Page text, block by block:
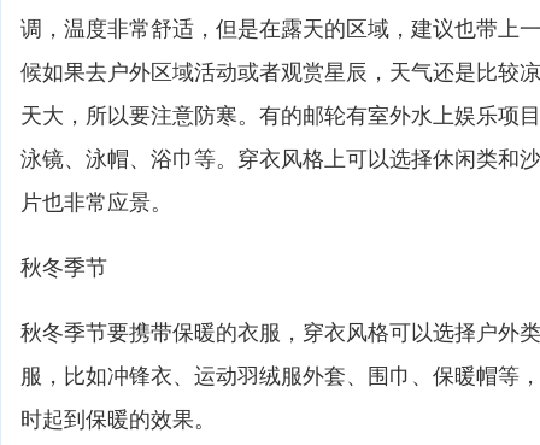
调，温度非常舒适，但是在露天的区域，建议也带上
候如果去户外区域活动或者观赏星辰，天气还是比较
天大，所以要注意防寒。有的邮轮有室外水上娱乐项
泳镜、泳帽、浴巾等。穿衣风格上可以选择休闲类和
片也非常应景。
秋冬季节
秋冬季节要携带保暖的衣服，穿衣风格可以选择户外
服，比如冲锋衣、运动羽绒服外套、围巾、保暖帽等
时起到保暖的效果。